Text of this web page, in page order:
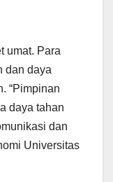
umat. Para
dan daya
“Pimpinan
daya tahan
dan
Universitas